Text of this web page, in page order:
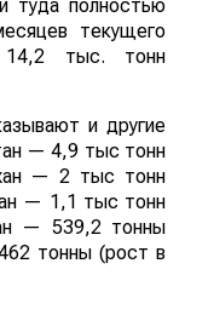
туда полностью
текущего
14,2 тыс. тонн
и другие
— 4,9 тыс тонн
— 2 тыс тонн
— 1,1 тыс тонн
— 539,2 тонны
тонны (рост в